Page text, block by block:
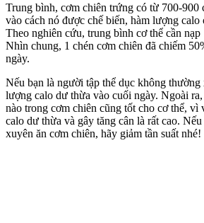
Trung bình, cơm chiên trứng có từ 700-900
vào cách nó được chế biến, hàm lượng calo
Theo nghiên cứu, trung bình cơ thể cần nạp
Nhìn chung, 1 chén cơm chiên đã chiếm
ngày.
Nếu bạn là người tập thể dục không
lượng calo dư thừa vào cuối ngày. Ngoài
nào trong cơm chiên cũng tốt cho cơ thể, vì
calo dư thừa và gây tăng cân là rất cao.
xuyên ăn cơm chiên, hãy giảm tần suất nhé!